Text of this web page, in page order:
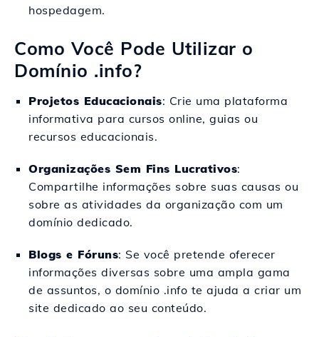
hospedagem.
Como Você Pode Utilizar o
Domínio .info?
Projetos Educacionais: Crie uma plataforma
informativa para cursos online, guias ou
recursos educacionais.
Organizações Sem Fins Lucrativos:
Compartilhe informações sobre suas causas ou
sobre as atividades da organização com um
domínio dedicado.
Blogs e Fóruns: Se você pretende oferecer
informações diversas sobre uma ampla gama
de assuntos, o domínio .info te ajuda a criar um
site dedicado ao seu conteúdo.